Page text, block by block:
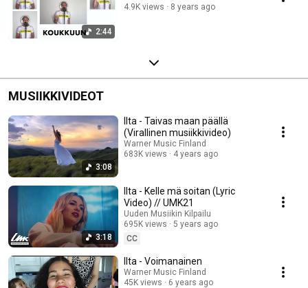
2:44
4.9K views
8 years ago
MUSIIKKIVIDEOT
3:08
Ilta - Taivas maan päällä
(Virallinen musiikkivideo)
Warner Music Finland
683K views
4 years ago
3:18
Ilta - Kelle mä soitan (Lyric
Video) // UMK21
Uuden Musiikin Kilpailu
695K views
5 years ago
CC
Ilta - Voimanainen
Warner Music Finland
45K views
6 years ago